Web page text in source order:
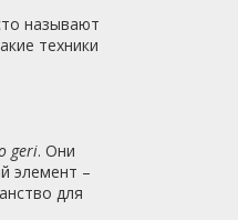
называют
техники
geri. Они
элемент –
для